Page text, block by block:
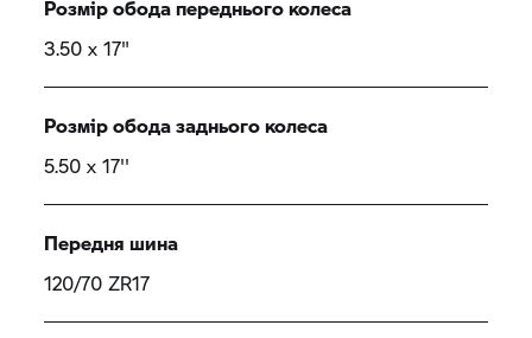
Розмір обода переднього колеса
3.50 x 17"
Розмір обода заднього колеса
5.50 x 17''
Передня шина
120/70 ZR17